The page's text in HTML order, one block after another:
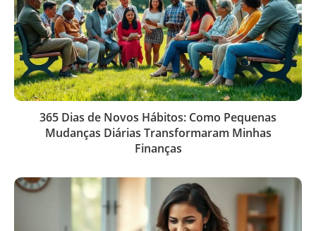
365 Dias de Novos Hábitos: Como Pequenas
Mudanças Diárias Transformaram Minhas
Finanças